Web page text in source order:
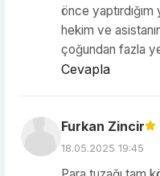
önce
hekim ve
çoğundan fazla
Cevapla
Furkan Zincir
18.05.2025 19:45